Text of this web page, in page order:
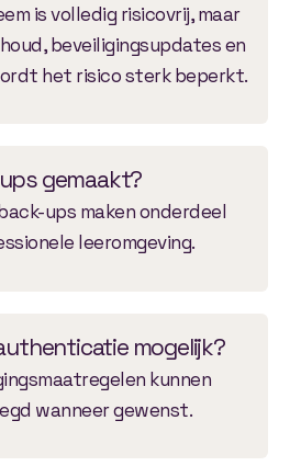
is volledig risicovrij, maar
beveiligingsupdates en
het risico sterk beperkt.
gemaakt?
ups maken onderdeel
leeromgeving.
mogelijk?
kunnen
wanneer gewenst.